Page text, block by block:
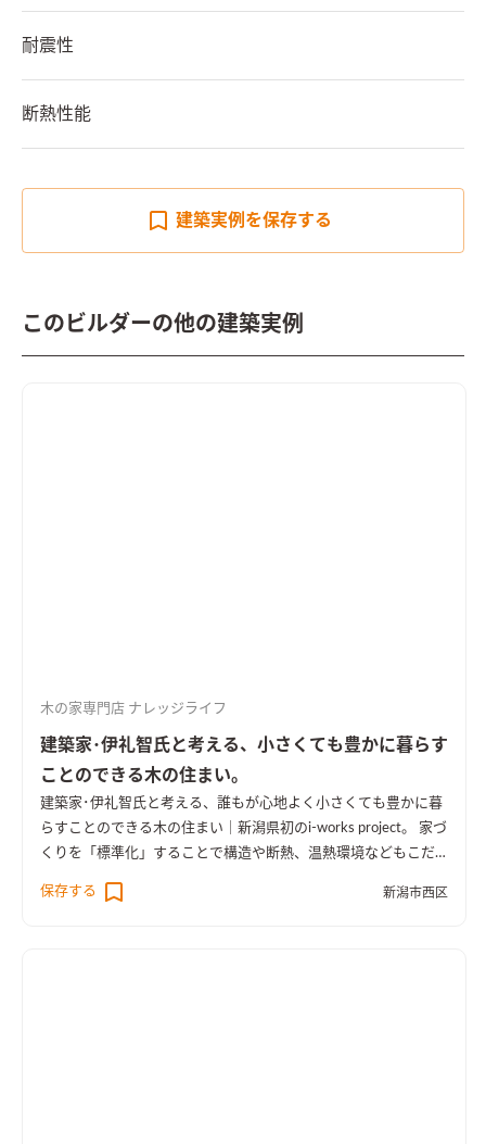
耐震性
断熱性能
建築実例を保存する
このビルダーの他の建築実例
木の家専門店 ナレッジライフ
建築家･伊礼智氏と考える、小さくても豊かに暮らす
ことのできる木の住まい。
建築家･伊礼智氏と考える、誰もが心地よく小さくても豊かに暮
らすことのできる木の住まい｜新潟県初のi-works project。 家づ
くりを「標準化」することで構造や断熱、温熱環境などもこだ
ある住まいです。
保存する 新潟市西区